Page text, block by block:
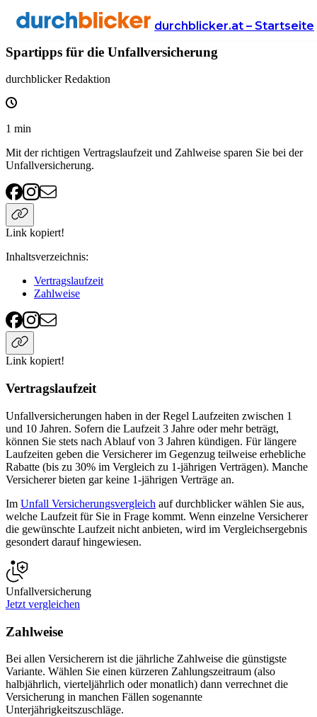
durchblicker.at – Startseite
Wissen Versicherung unfallversicherung
Spartipps für die Unfallversicherung
durchblicker Redaktion
1 min
Mit der richtigen Vertragslaufzeit und Zahlweise sparen Sie bei der
Unfallversicherung.
Link kopiert!
Inhaltsverzeichnis:
Vertragslaufzeit
Zahlweise
Link kopiert!
Vertragslaufzeit
Unfallversicherungen haben in der Regel Laufzeiten zwischen 1
und 10 Jahren. Sofern die Laufzeit 3 Jahre oder mehr beträgt,
können Sie stets nach Ablauf von 3 Jahren kündigen. Für längere
Laufzeiten geben die Versicherer im Gegenzug teilweise erhebliche
Rabatte (bis zu 30% im Vergleich zu 1-jährigen Verträgen). Manche
Versicherer bieten gar keine 1-jährigen Verträge an.
Im Unfall Versicherungsvergleich auf durchblicker wählen Sie aus,
welche Laufzeit für Sie in Frage kommt. Wenn einzelne Versicherer
die gewünschte Laufzeit nicht anbieten, wird im Vergleichsergebnis
gesondert darauf hingewiesen.
Unfallversicherung
Jetzt vergleichen
Zahlweise
Bei allen Versicherern ist die jährliche Zahlweise die günstigste
Variante. Wählen Sie einen kürzeren Zahlungszeitraum (also
halbjährlich, vierteljährlich oder monatlich) dann verrechnet die
Versicherung in manchen Fällen sogenannte
Unterjährigkeitszuschläge.